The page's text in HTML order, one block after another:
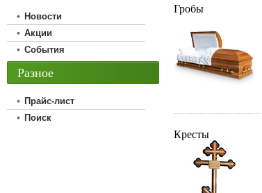
Гробы
Кресты
Новости
Акции
События
Разное
Прайс-лист
Поиск